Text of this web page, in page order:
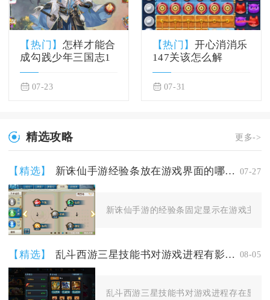
【热门】 怎样才能合
成勾践少年三国志1
07-23
【热门】开心消消乐
147关该怎么解
07-31
精选攻略 更多->
【精选】 新诛仙手游经验条放在游戏界面的哪个位置 07-27
新诛仙手游的经验条固定显示在游戏主界
【精选】 乱斗西游三星技能书对游戏进程有影响吗 08-05
乱斗西游三星技能书对游戏进程存在显著